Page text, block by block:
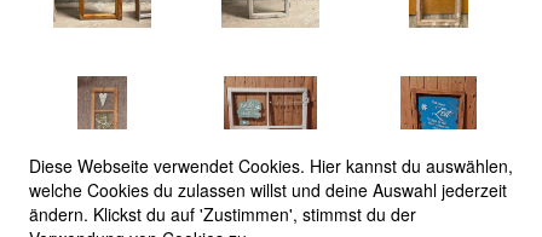
Diese Webseite verwendet Cookies. Hier kannst du auswählen,
welche Cookies du zulassen willst und deine Auswahl jederzeit
ändern. Klickst du auf 'Zustimmen', stimmst du der